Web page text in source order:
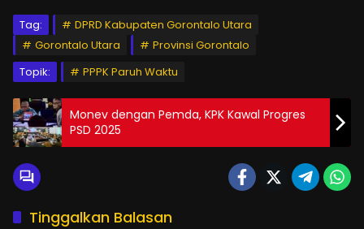
Tag:
DPRD Kabupaten Gorontalo Utara
Gorontalo Utara
Provinsi Gorontalo
Topik:
PPPK Paruh Waktu
Monev dengan Pemda, KPK Kawal Progres
PSD 2025
Tinggalkan Balasan